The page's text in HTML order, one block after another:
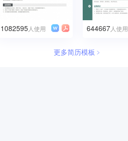
1082595人使用 644667人使用
更多简历模板﹥